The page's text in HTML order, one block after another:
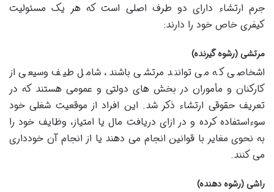
جرم ارتشاء دارای دو طرف اصلی است که هر یک مسئولیت
کیفری خاص خود را دارند:
مرتشی (رشوه گیرنده)
اشخاصی که می توانند مرتشی باشند، شامل طیف وسیعی از
کارکنان و مأموران در بخش های دولتی و عمومی هستند که در
تعریف حقوقی ارتشاء ذکر شد. این افراد از موقعیت شغلی خود
سوءاستفاده کرده و در ازای دریافت مال یا امتیاز، وظایف خود را
به نحوی مغایر با قوانین انجام می دهند یا از انجام آن خودداری
می کنند.
راشی (رشوه دهنده)